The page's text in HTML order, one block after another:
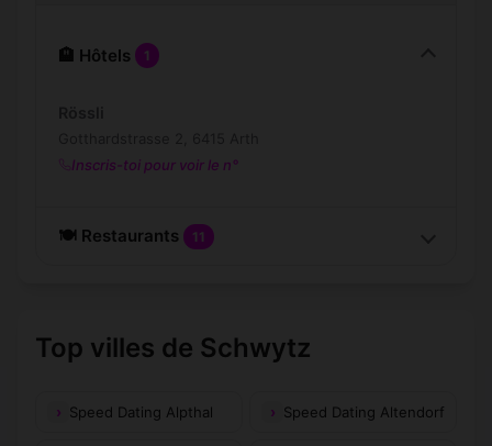
🏨 Hôtels 1
Inscris-toi pour voir le n°
🍽️ Restaurants 11
Top villes de Schwytz
Speed Dating Alpthal Speed Dating Altendorf